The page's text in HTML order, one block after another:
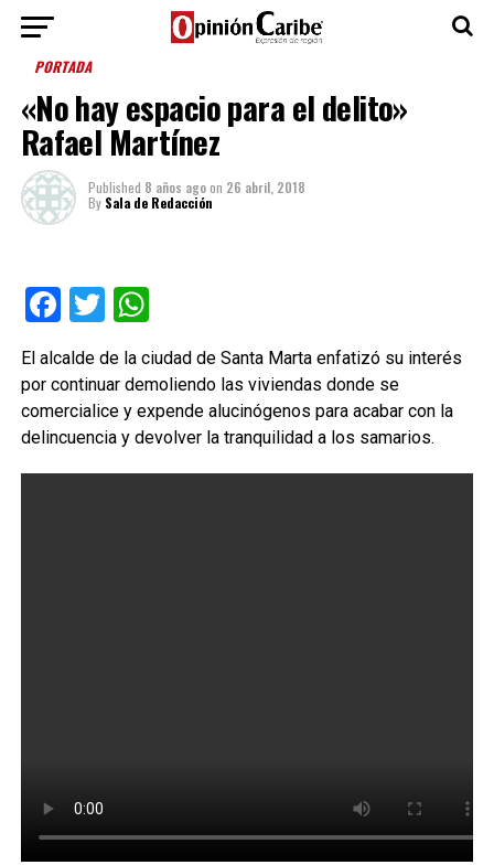
PORTADA
«No hay espacio para el delito»
Rafael Martínez
Published 8 años agoon 26 abril, 2018
By Sala de Redacción
Facebook
TwitterWhatsApp
El alcalde de la ciudad de Santa Marta enfatizó su interés
por continuar demoliendo las viviendas donde se
comercialice y expende alucinógenos para acabar con la
delincuencia y devolver la tranquilidad a los samarios.